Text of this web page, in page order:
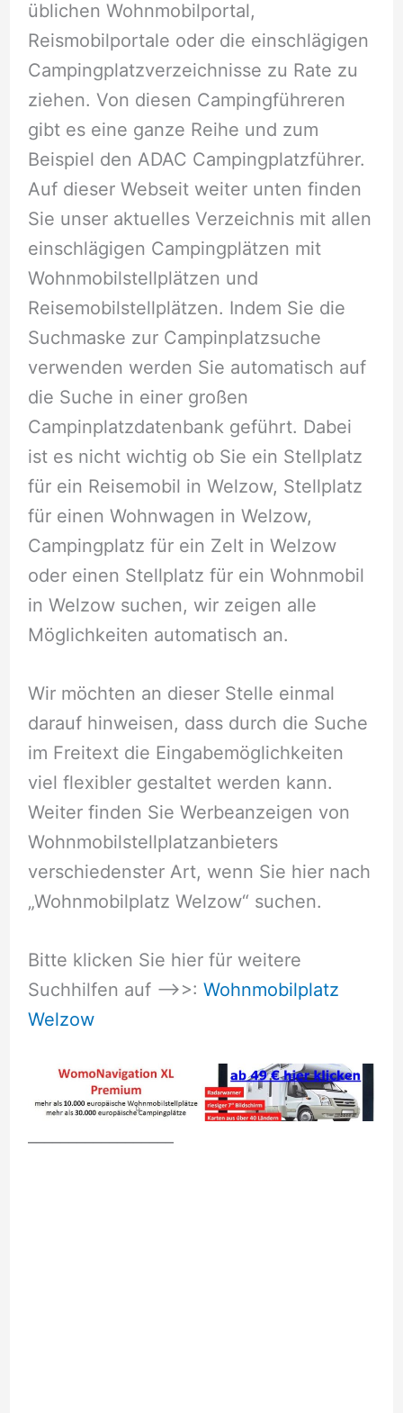
üblichen Wohnmobilportal,
Reismobilportale oder die einschlägigen
Campingplatzverzeichnisse zu Rate zu
ziehen. Von diesen Campingführeren
gibt es eine ganze Reihe und zum
Beispiel den ADAC Campingplatzführer.
Auf dieser Webseit weiter unten finden
Sie unser aktuelles Verzeichnis mit allen
einschlägigen Campingplätzen mit
Wohnmobilstellplätzen und
Reisemobilstellplätzen. Indem Sie die
Suchmaske zur Campinplatzsuche
verwenden werden Sie automatisch auf
die Suche in einer großen
Campinplatzdatenbank geführt. Dabei
ist es nicht wichtig ob Sie ein Stellplatz
für ein Reisemobil in Welzow, Stellplatz
für einen Wohnwagen in Welzow,
Campingplatz für ein Zelt in Welzow
oder einen Stellplatz für ein Wohnmobil
in Welzow suchen, wir zeigen alle
Möglichkeiten automatisch an.
Wir möchten an dieser Stelle einmal
darauf hinweisen, dass durch die Suche
im Freitext die Eingabemöglichkeiten
viel flexibler gestaltet werden kann.
Weiter finden Sie Werbeanzeigen von
Wohnmobilstellplatzanbieters
verschiedenster Art, wenn Sie hier nach
„Wohnmobilplatz Welzow“ suchen.
Bitte klicken Sie hier für weitere
Suchhilfen auf –>>: Wohnmobilplatz
Welzow